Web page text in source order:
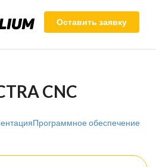
Оставить заявку
CNC
Программное обеспечение